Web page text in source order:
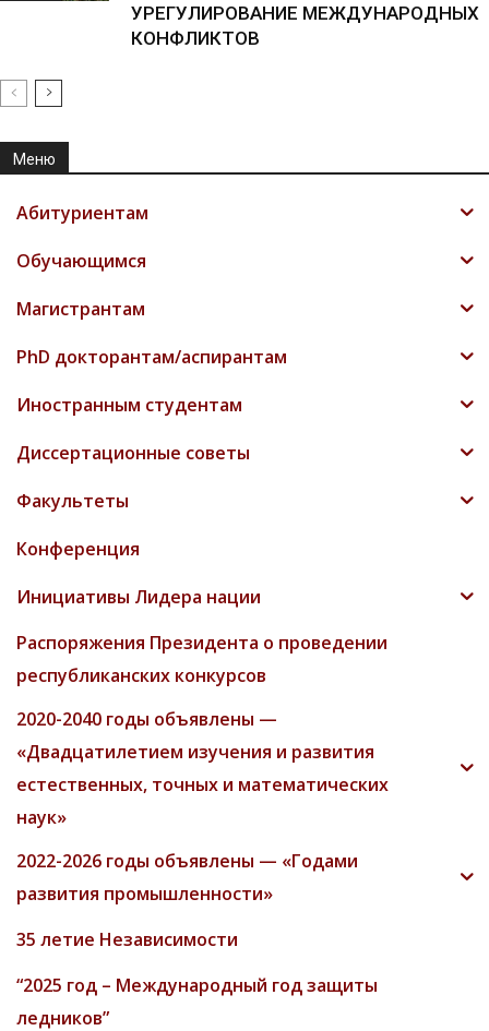
УРЕГУЛИРОВАНИЕ МЕЖДУНАРОДНЫХ
КОНФЛИКТОВ
Меню
Абитуриентам
Обучающимся
Магистрантам
PhD докторантам/аспирантам
Иностранным студентам
Диссертационные советы
Факультеты
Конференция
Инициативы Лидера нации
Распоряжения Президента о проведении
республиканских конкурсов
2020-2040 годы объявлены —
«Двадцатилетием изучения и развития
естественных, точных и математических
наук»
2022-2026 годы объявлены — «Годами
развития промышленности»
35 летие Независимости
“2025 год – Международный год защиты
ледников”